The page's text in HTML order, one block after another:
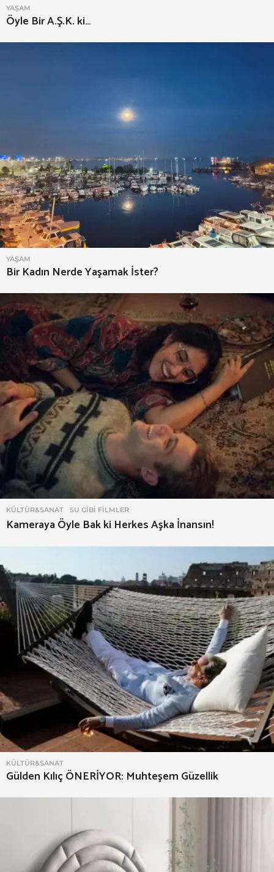
YAŞAM
Öyle Bir A.Ş.K. ki…
YAŞAM
Bir Kadın Nerde Yaşamak İster?
KÜLTÜR&SANAT ,SU GIBI FILMLER
Kameraya Öyle Bak ki Herkes Aşka İnansın!
KÜLTÜR&SANAT
Gülden Kılıç ÖNERİYOR: Muhteşem Güzellik